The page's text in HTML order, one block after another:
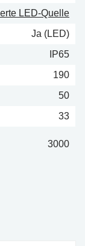
LED-Quelle
Ja (LED)
IP65
190
50
33
3000